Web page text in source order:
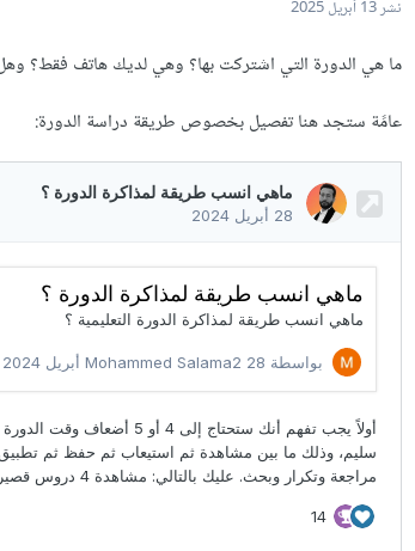
نشر13 أبريل 2025
ما هي الدورة التي اشتركت بها؟ وهي لديك هاتف فقط؟
عامًة ستجد هنا تفصيل بخصوص طريقة دراسة الدورة: